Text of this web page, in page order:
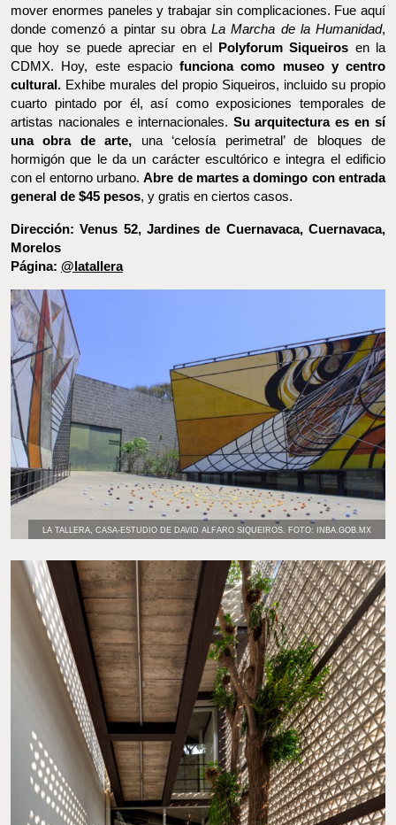
hoy se puede apreciar en elPolyforum Siqueirosen la CDMX.
Hoy, este espaciofunciona como museo y centro cultural.
Exhibe murales del propio Siqueiros, incluido su propio cuarto
pintado por él, así como exposiciones temporales de artistas
nacionales e internacionales.Su arquitectura es en sí una obra
de arte,una ‘celosía perimetral’ de bloques de hormigón que le da
un carácter escultórico e integra el edificio con el entorno
urbano.Abre de martes a domingo con entrada general de $45
pesos, y gratis en ciertos casos.
Dirección: Venus 52, Jardines de Cuernavaca, Cuernavaca,
Página:@latallera
LA TALLERA, CASA-ESTUDIO DE DAVID ALFARO SIQUEIROS. FOTO: INBA.GOB.MX